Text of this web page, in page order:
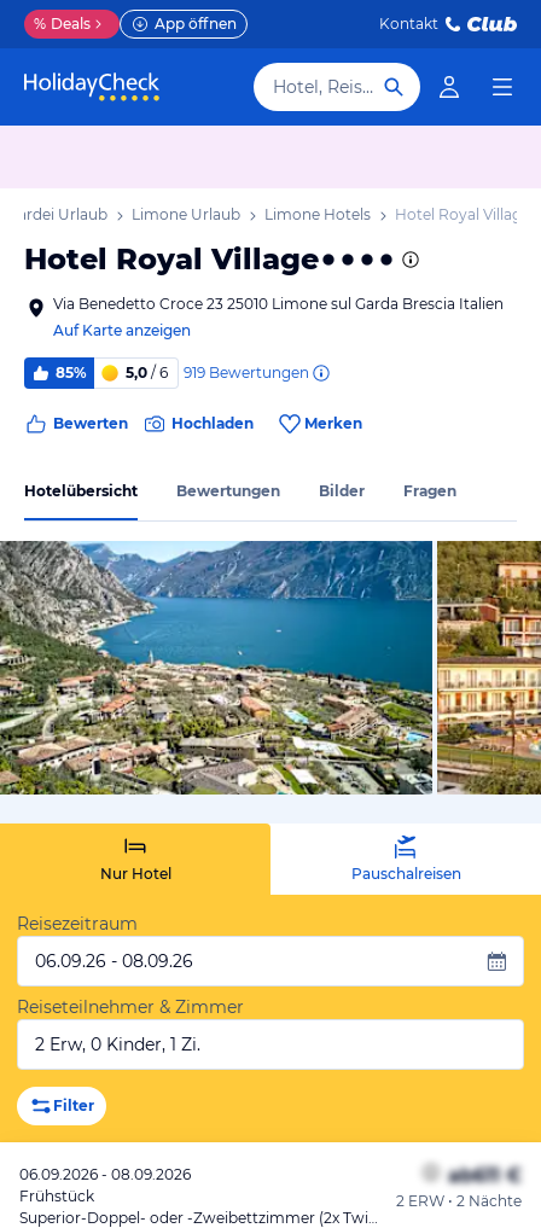
% Deals App öffnen Kontakt
Hotel, Reiseziel
Urlaub Limone Urlaub Limone Hotels Hotel Royal Village
Hotel Royal Village
Via Benedetto Croce 23 25010 Limone sul Garda Brescia Italien
Auf Karte anzeigen
85% 5,0 / 6 919 Bewertungen
Bewerten Hochladen Merken
Hotelübersicht Bewertungen Bilder Fragen
vom
Nur Hotel Pauschalreisen
Reisezeitraum
06.09.26 - 08.09.26
Reiseteilnehmer & Zimmer
2 Erw, 0 Kinder, 1 Zi.
Filter
06.09.2026 - 08.09.2026
Frühstück
Superior-Doppel- oder -Zweibettzimmer (2x TwinBed)
ab611 €
2 ERW • 2 Nächte